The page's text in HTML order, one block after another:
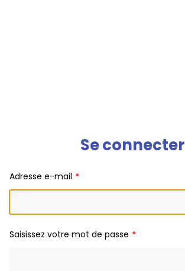
Se connecter
Adresse e-mail
Saisissez votre mot de passe